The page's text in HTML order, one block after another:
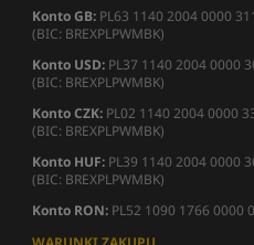
Konto GB: PL63 1140 2004 0000
(BIC: BREXPLPWMBK)
Konto USD: PL37 1140 2004 0000
(BIC: BREXPLPWMBK)
Konto CZK: PL02 1140 2004 0000
(BIC: BREXPLPWMBK)
Konto HUF: PL39 1140 2004 0000
(BIC: BREXPLPWMBK)
Konto RON: PL52 1090 1766 0000